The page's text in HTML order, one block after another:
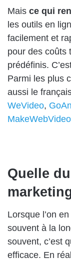
Mais ce qui
les outils en
facilement et
pour des coûts
prédéfinis.
Parmi les plus
aussi le
WeVideo,
MakeWebVideo
Quelle
Lorsque l’on
souvent à la
souvent, c’est
efficace. En